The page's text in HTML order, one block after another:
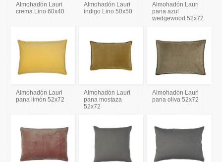
Almohadón Lauri
crema Lino 60x40
Almohadón Lauri
indigo Lino 50x50
Almohadón Lauri
pana azul
wedgewood 52x72
Almohadón Lauri
pana limón 52x72
Almohadón Lauri
pana mostaza
52x72
Almohadón Lauri
pana oliva 52x72